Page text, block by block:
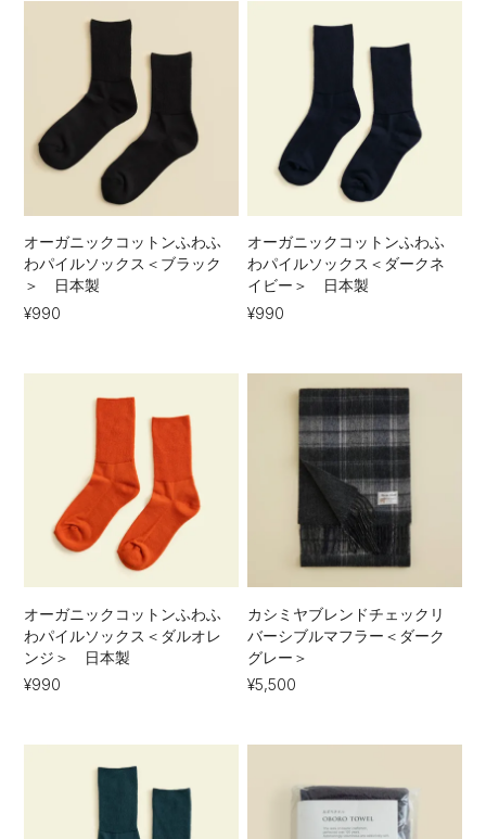
オーガニックコットンふわふ
わパイルソックス＜ブラック
＞ 日本製
¥990
オーガニックコットンふわふ
わパイルソックス＜ダークネ
イビー＞ 日本製
¥990
オーガニックコットンふわふ
わパイルソックス＜ダルオレ
ンジ＞ 日本製
¥990
カシミヤブレンドチェックリ
バーシブルマフラー＜ダーク
グレー＞
¥5,500